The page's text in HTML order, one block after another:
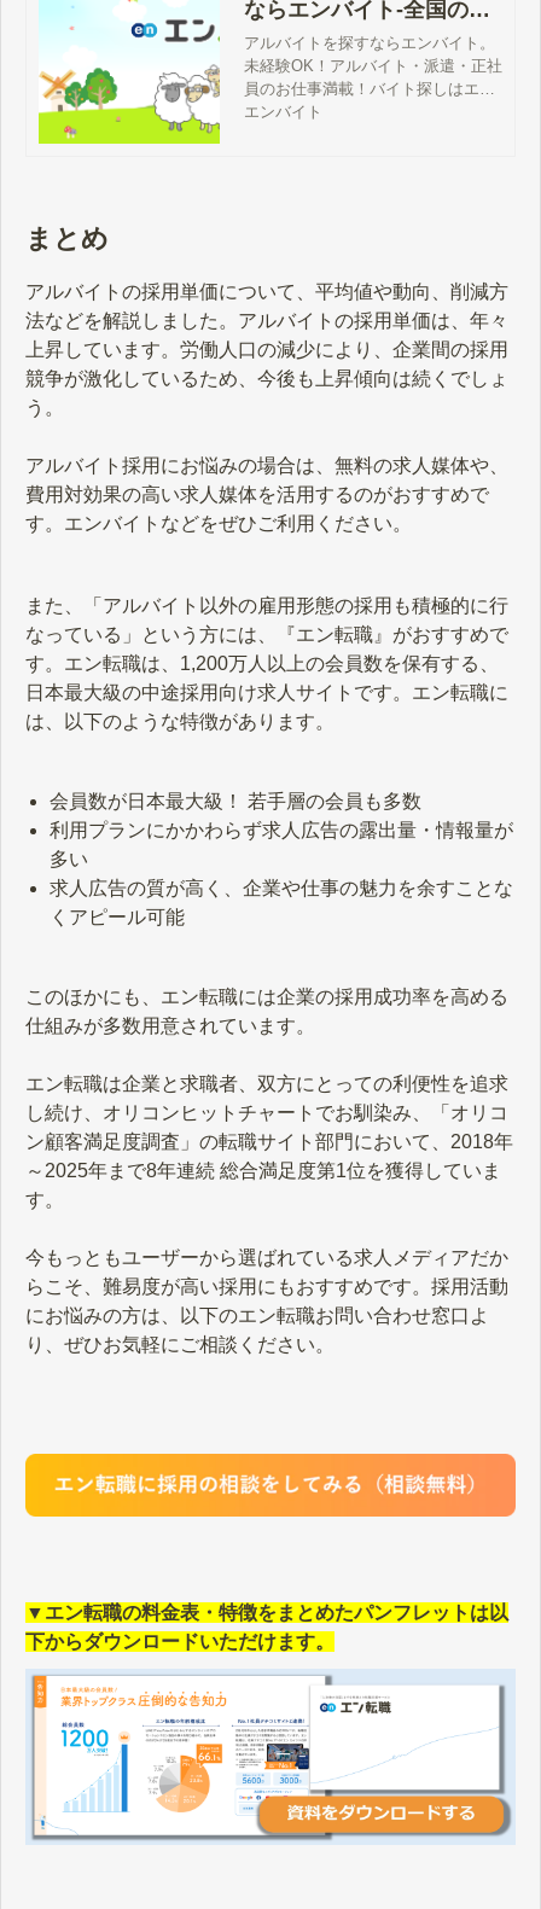
ならエンバイト-全国のバ
イト情報が満載
アルバイトを探すならエンバイト。
未経験OK！アルバイト・派遣・正社
員のお仕事満載！バイト探しはエン
バイト。エンが運営する求人サイト
エンバイト
まとめ
アルバイトの採用単価について、平均値や動向、削減方
法などを解説しました。アルバイトの採用単価は、年々
上昇しています。労働人口の減少により、企業間の採用
競争が激化しているため、今後も上昇傾向は続くでしょ
う。
アルバイト採用にお悩みの場合は、無料の求人媒体や、
費用対効果の高い求人媒体を活用するのがおすすめで
す。エンバイトなどをぜひご利用ください。
また、「アルバイト以外の雇用形態の採用も積極的に行
なっている」という方には、『エン転職』がおすすめで
す。エン転職は、1,200万人以上の会員数を保有する、
日本最大級の中途採用向け求人サイトです。エン転職に
は、以下のような特徴があります。
会員数が日本最大級！ 若手層の会員も多数
利用プランにかかわらず求人広告の露出量・情報量が
多い
求人広告の質が高く、企業や仕事の魅力を余すことな
くアピール可能
このほかにも、エン転職には企業の採用成功率を高める
仕組みが多数用意されています。
エン転職は企業と求職者、双方にとっての利便性を追求
し続け、オリコンヒットチャートでお馴染み、「オリコ
ン顧客満足度調査」の転職サイト部門において、2018年
～2025年まで8年連続 総合満足度第1位を獲得していま
す。
今もっともユーザーから選ばれている求人メディアだか
らこそ、難易度が高い採用にもおすすめです。採用活動
にお悩みの方は、以下のエン転職お問い合わせ窓口よ
り、ぜひお気軽にご相談ください。
▼エン転職の料金表・特徴をまとめたパンフレットは以
下からダウンロードいただけます。